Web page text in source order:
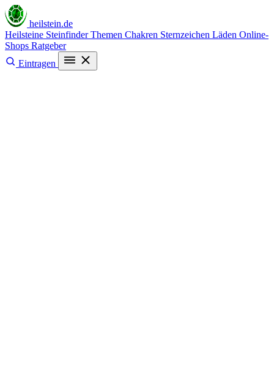
heilstein.de
Heilsteine SteinfinderThemen Chakren Sternzeichen Läden Online-
Shops Ratgeber
Eintragen